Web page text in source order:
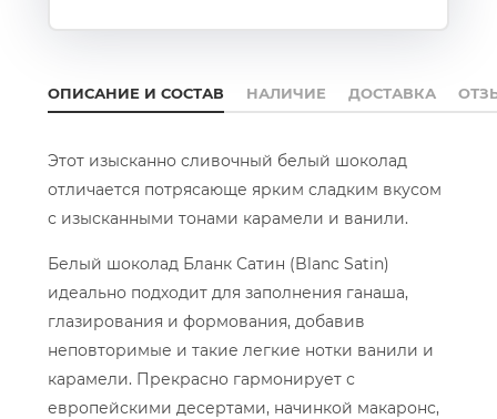
ОПИСАНИЕ И СОСТАВ НАЛИЧИЕ ДОСТАВКА
Этот изысканно сливочный белый шоколад
отличается потрясающе ярким сладким вкусом
с изысканными тонами карамели и ванили.
Белый шоколад Бланк Сатин (Blanc Satin)
идеально подходит для заполнения ганаша,
глазирования и формования, добавив
неповторимые и такие легкие нотки ванили и
карамели. Прекрасно гармонирует с
европейскими десертами, начинкой макаронс,